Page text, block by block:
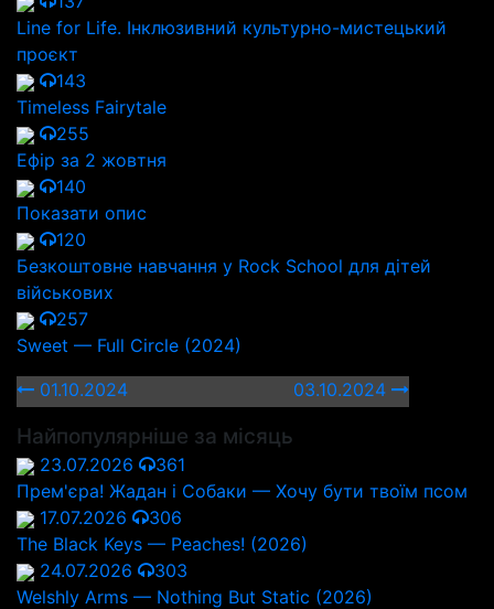
Line for Life. Інклюзивний культурно-мистецький
проєкт
143
Timeless Fairytale
255
Ефір за 2 жовтня
140
Показати опис
120
Безкоштовне навчання у Rock School для дітей
військових
257
Sweet — Full Circle (2024)
01.10.2024
03.10.2024
Найпопулярніше за місяць
23.07.2026
361
Прем'єра! Жадан і Собаки — Хочу бути твоїм псом
17.07.2026
306
The Black Keys — Peaches! (2026)
24.07.2026
303
Welshly Arms — Nothing But Static (2026)